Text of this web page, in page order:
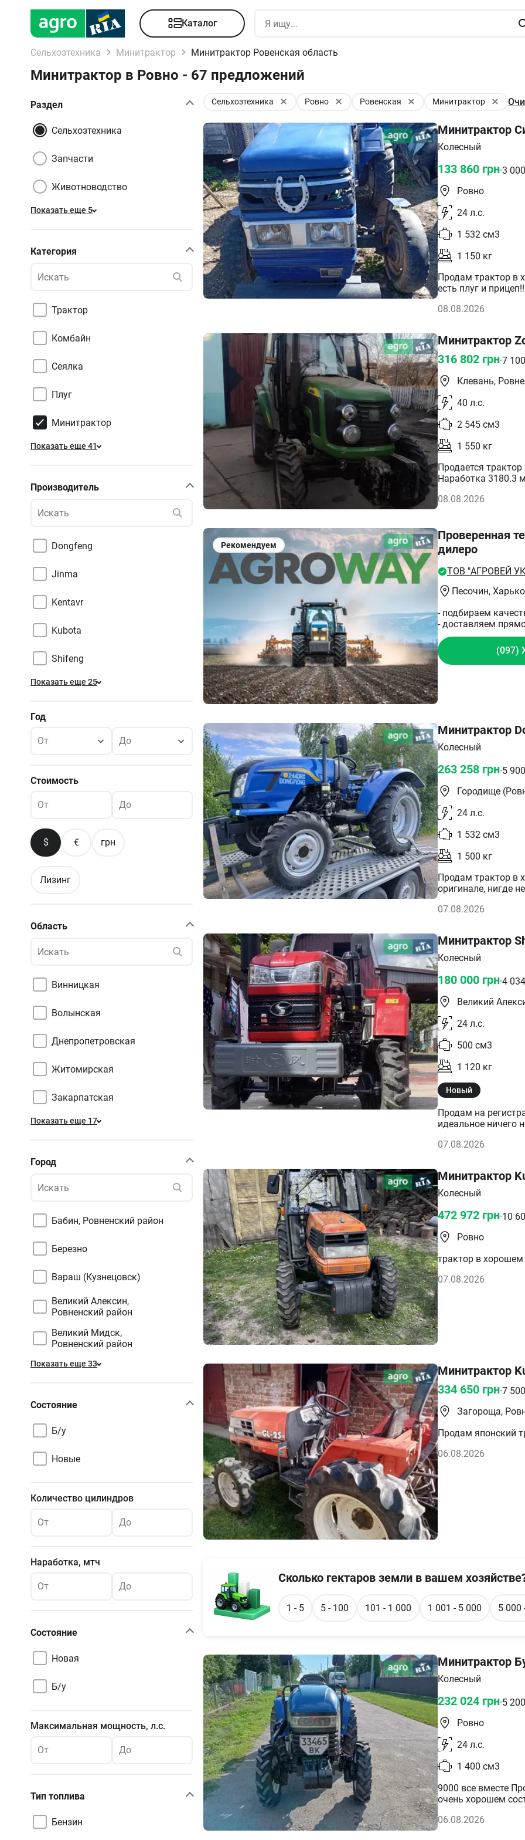
Каталог
Сельхозтехника Минитрактор Минитрактор Ровенская область
Минитрактор в Ровно - 67 предложений
Раздел
Сельхозтехника
Запчасти
Животноводство
Показать еще 5
Категория
Трактор
Комбайн
Сеялка
Плуг
Минитрактор
Показать еще 41
Производитель
Dongfeng
Jinma
Kentavr
Kubota
Shifeng
Показать еще 25
Год
От До
Стоимость
От До
$ € грн
Лизинг
Область
Винницкая
Волынская
Днепропетровская
Житомирская
Закарпатская
Показать еще 17
Город
Бабин, Ровненский район
Березно
Вараш (Кузнецовск)
Великий Алексин,
Ровненский район
Великий Мидск,
Ровненский район
Показать еще 33
Состояние
Б/у
Новые
Количество цилиндров
От До
Наработка, мтч
От До
Состояние
Новая
Б/у
Максимальная мощность, л.с.
От До
Тип топлива
Бензин
Сельхозтехника Ровно Ровенская Минитрактор
Минитрактор
Колесный
133 860 грн·3 000
Ровно
24 л.с.
1 532 см3
1 150 кг
Продам трактор в
есть плуг и
08.08.2026
Минитрактор
316 802 грн·7 100
Клевань,
40 л.с.
2 545 см3
1 550 кг
Продается
Наработка 3180.3
08.08.2026
Минитрактор
Колесный
263 258 грн·5 900
Городище
24 л.с.
1 532 см3
1 500 кг
Продам трактор в
оригинале, нигде
гидравлика и
Документы
Возможна
доставки оговариваются
дополнительных
07.08.2026
Минитрактор
Колесный
180 000 грн·4 034
Великий
24 л.с.
500 см3
1 120 кг
Новый
Продам на
идеальное ничего
07.08.2026
Минитрактор
Колесный
472 972 грн·10
Ровно
трактор в
07.08.2026
Минитрактор
334 650 грн·7 500
Загороща,
Продам японский
06.08.2026
Минитрактор
Колесный
232 024 грн·5 200
Ровно
24 л.с.
1 400 см3
9000 все вместе
очень хорошем
грунтофреза
06.08.2026
Рекомендуем
Проверенная
дилеро
ТОВ "АГРОВЕЙ
Песочин,
- подбираем
- доставляем
(097)
Сколько гектаров земли в вашем
1 - 5 5 - 100 101 - 1 000 1 001 - 5 000 5 000